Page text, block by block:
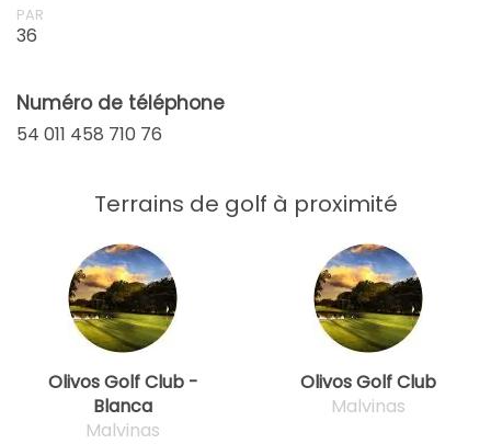
PAR
36
Numéro de téléphone
54 011 458 710 76
Terrains de golf à proximité
Olivos Golf Club -
Blanca
Malvinas
Olivos Golf Club
Malvinas